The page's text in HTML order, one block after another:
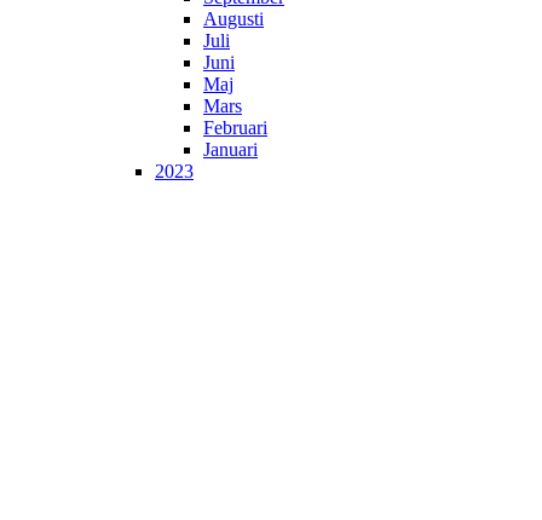
Augusti
Juli
Juni
Maj
Mars
Februari
Januari
2023